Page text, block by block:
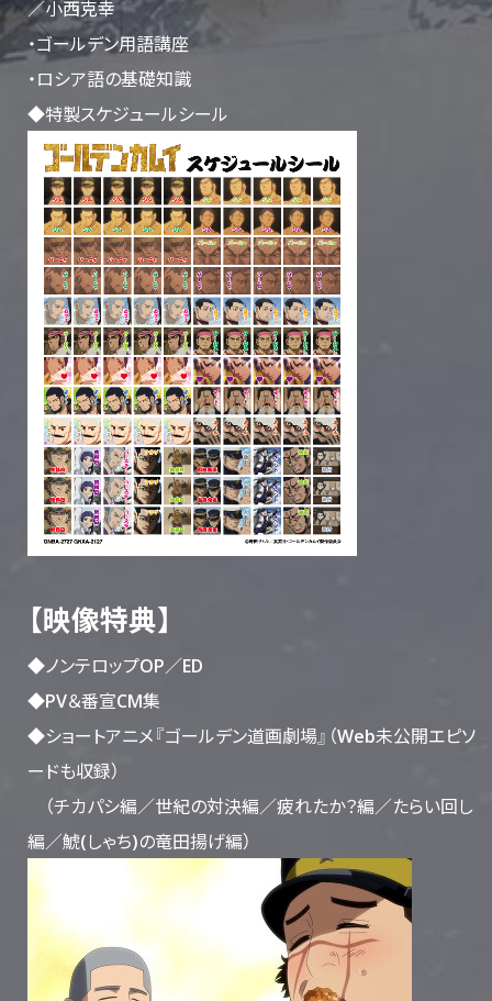
／小西克幸
・ゴールデン用語講座
・ロシア語の基礎知識
◆特製スケジュールシール
【映像特典】
◆ノンテロップOP／ED
◆PV＆番宣CM集
◆ショートアニメ『ゴールデン道画劇場』（Web未公開エピソ
ードも収録）
（チカパシ編／世紀の対決編／疲れたか？編／たらい回し
編／鯱(しゃち)の竜田揚げ編）